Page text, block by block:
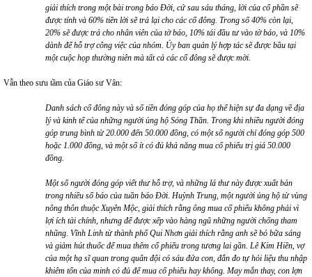
giải thích trong một bài trong báo Đời, cứ sau sáu tháng, lời của cổ phần sẽ
được tính và 60% tiền lời sẽ trả lại cho các cổ đông. Trong số 40% còn lại,
20% sẽ được trả cho nhân viên của tờ báo, 10% tái đầu tư vào tờ báo, và 10%
dành để hỗ trợ công việc của nhóm. Ủy ban quản lý hợp tác sẽ được bầu tại
một cuộc họp thường niên mà tất cả các cổ đông sẽ được mời.
Vẫn theo sưu tầm của Giáo sư Vân:
Danh sách cổ đông này và số tiền đóng góp của họ thể hiện sự đa dạng về địa
lý và kinh tế của những người ủng hộ Sóng Thần. Trong khi nhiều người đóng
góp trung bình từ 20.000 đến 50.000 đồng, có một số người chỉ đóng góp 500
hoặc 1.000 đồng, và một số ít có đủ khả năng mua cổ phiếu trị giá 50.000
đồng.
Một số người đóng góp viết thư hỗ trợ, và những lá thư nàyđược xuất bản
trong nhiều số báo của tuần báo Đời. Huỳnh Trung, một người ủng hộ từ vùng
nông thôn thuộc Xuyên Mộc, giải thích rằng ông mua cổ phiếu không phải vì
lợi ích tài chính, nhưng để được xếp vào hàng ngũ những người chống tham
nhũng. Vĩnh Linh từ thành phố Qui Nhơn giải thích rằng anh sẽ bỏ bữa sáng
và giảm hút thuốc để mua thêm cổ phiếu trong tương lai gần. Lê Kim Hiền, vợ
của một hạ sĩ quan trong quân đội có sáu đứa con, đắn đo tự hỏi liệu thu nhập
khiêm tốn của minh có đủ để mua cổ phiếu hay không. May mắn thay, con lợn